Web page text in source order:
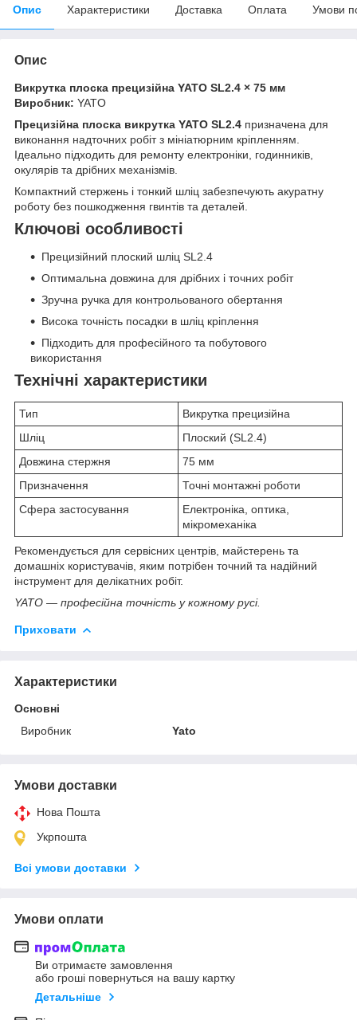
Опис Характеристики Доставка Оплата Умови
Опис
Викрутка плоска прецизійна YATO SL2.4 × 75 мм
Виробник: YATO
Прецизійна плоска викрутка YATO SL2.4 призначена для
виконання надточних робіт з мініатюрним кріпленням.
Ідеально підходить для ремонту електроніки, годинників,
окулярів та дрібних механізмів.
Компактний стержень і тонкий шліц забезпечують акуратну
роботу без пошкодження гвинтів та деталей.
Ключові особливості
Прецизійний плоский шліц SL2.4
Оптимальна довжина для дрібних і точних робіт
Зручна ручка для контрольованого обертання
Висока точність посадки в шліц кріплення
Підходить для професійного та побутового
використання
Технічні характеристики
Тип
Викрутка прецизійна
Шліц
Плоский (SL2.4)
Довжина стержня
75 мм
Призначення
Точні монтажні роботи
Сфера застосування
Електроніка, оптика,
мікромеханіка
Рекомендується для сервісних центрів, майстерень та
домашніх користувачів, яким потрібен точний та надійний
інструмент для делікатних робіт.
YATO — професійна точність у кожному русі.
Приховати
Характеристики
Основні
Виробник
Yato
Умови доставки
Нова Пошта
Укрпошта
Всі умови доставки
Умови оплати
Ви отримаєте замовлення
або гроші повернуться на вашу картку
Детальніше